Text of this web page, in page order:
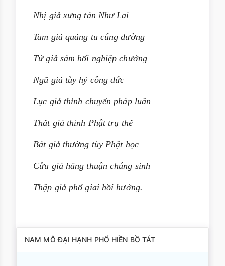
Nhị giả xưng tán Như Lai
Tam giả quảng tu cúng dường
Tứ giả sám hối nghiệp chướng
Ngũ giả tùy hỷ công đức
Lục giả thỉnh chuyển pháp luân
Thất giả thỉnh Phật trụ thế
Bát giả thường tùy Phật học
Cửu giả hằng thuận chúng sinh
Thập giả phổ giai hồi hướng.
NAM MÔ ĐẠI HẠNH PHỔ HIỀN BỒ TÁT